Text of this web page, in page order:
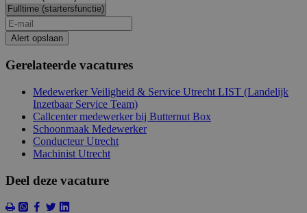
Alert opslaan
Gerelateerde vacatures
Medewerker Veiligheid & Service Utrecht LIST (Landelijk
Inzetbaar Service Team)
Callcenter medewerker bij Butternut Box
Schoonmaak Medewerker
Conducteur Utrecht
Machinist Utrecht
Deel deze vacature